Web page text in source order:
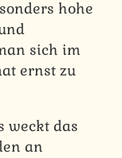
hohe
sich im
ernst zu
weckt das
an